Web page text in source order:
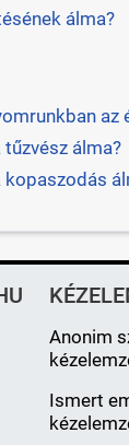
álma?
az
álma?
kopaszodás
Anonim
Ismert